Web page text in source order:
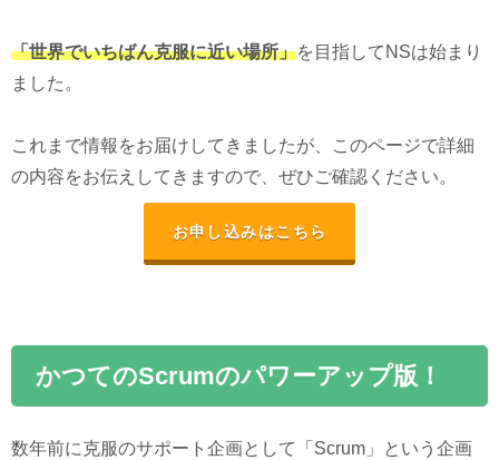
「世界でいちばん克服に近い場所」を目指してNSは始まり
ました。
これまで情報をお届けしてきましたが、このページで詳細
の内容をお伝えしてきますので、ぜひご確認ください。
お申し込みはこちら
かつてのScrumのパワーアップ版！
数年前に克服のサポート企画として「Scrum」という企画